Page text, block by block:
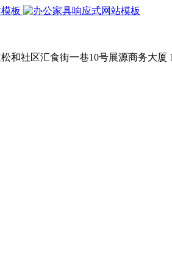
和社区汇食街一巷10号展源商务大厦